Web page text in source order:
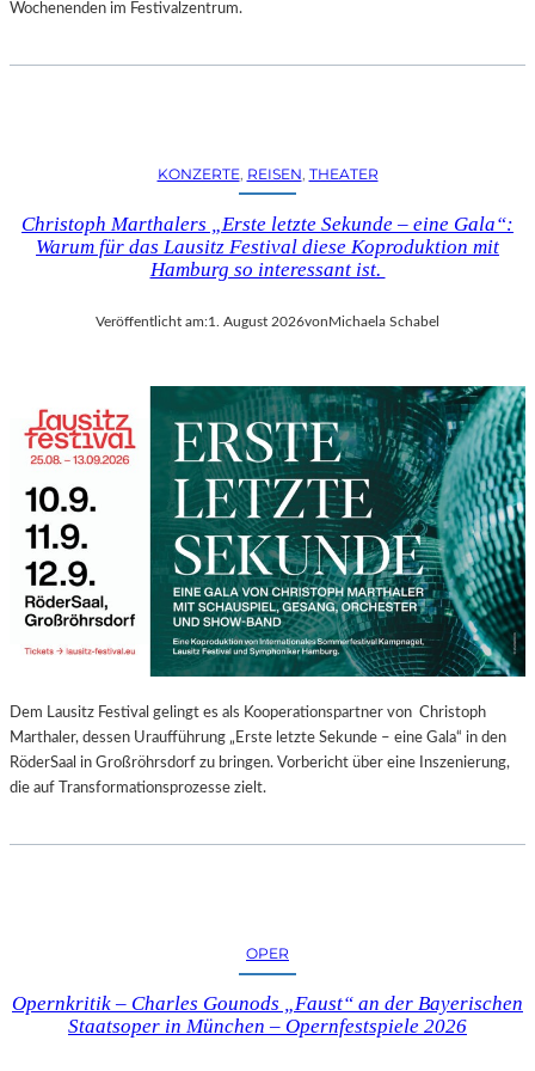
W
S
C
H
N
N
S
T
Ü
H
L
E
N
“
–
A
U
S
S
T
R
I
Wochenenden im Festivalzentrum.
KONZERTE, REISEN THEATER
Christoph Marthalers „Erste letzte Sekunde – eine Gala“:
Warum für das Lausitz Festival diese Koproduktion mit
Hamburg so interessant ist.
Veröffentlicht am:1. August 2026vonMichaela Schabel
Dem Lausitz Festival gelingt es als Kooperationspartner von Christoph
Marthaler, dessen Uraufführung „Erste letzte Sekunde – eine Gala“ in den
RöderSaal in Großröhrsdorf zu bringen. Vorbericht über eine Inszenierung,
die auf Transformationsprozesse zielt.
OPER
Opernkritik – Charles Gounods „Faust“ an der Bayerischen
Staatsoper in München – Opernfestspiele 2026